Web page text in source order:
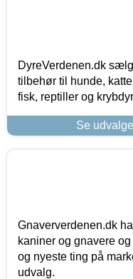
DyreVerdenen.dk
tilbehør til hunde,
fisk, reptiller og
Se
Gnaververdenen.dk
kaniner og gnavere
og nyeste ting på
udvalg.